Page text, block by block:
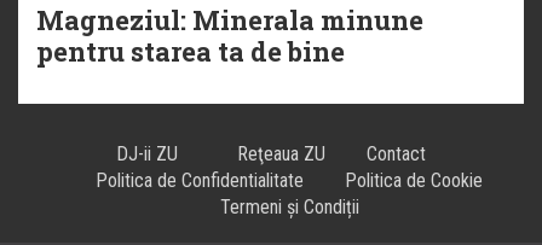
Magneziul: Minerala minune
pentru starea ta de bine
DJ-ii ZU Reţeaua ZU
Contact
Politica de Confidentialitate
Politica de Cookie
Termeni și Condiții